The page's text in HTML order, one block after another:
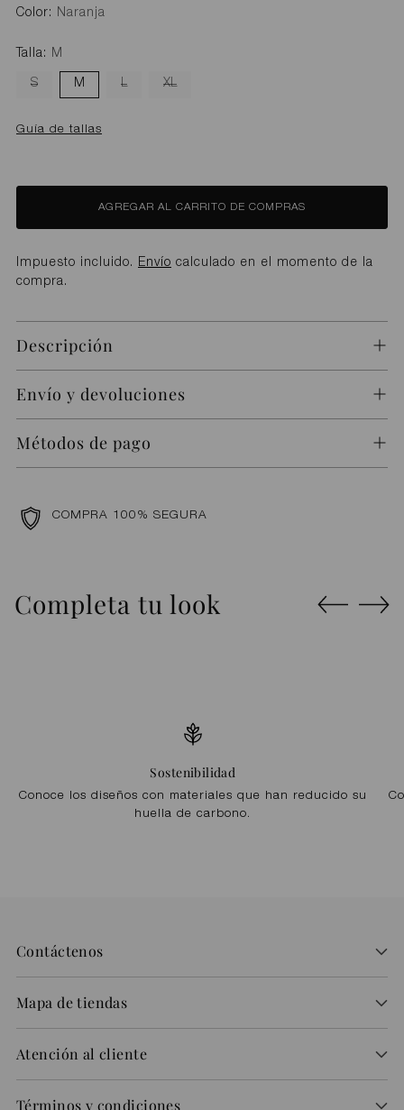
Color: Naranja
Talla: M
S M L XL
Guía de tallas
AGREGAR AL CARRITO DE COMPRAS
Impuesto incluido. Envío calculado en el momento de la
compra.
Descripción
Envío y devoluciones
Métodos de pago
COMPRA 100% SEGURA
producto
Completa tu look
Sostenibilidad
Conoce los diseños con materiales que han reducido su
huella de carbono.
Contáctenos
Mapa de tiendas
Atención al cliente
Términos y condiciones